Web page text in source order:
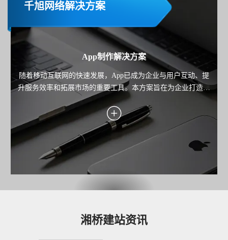
千旭网络解决方案
App制作解决方案
随着移动互联网的快速发展，App已成为企业与用户互动、提
升服务效率和拓展市场的重要工具。本方案旨在为企业打造一
款高性能、用户体验优秀且功能完善的移动应用，覆盖业务场
景需求，助力企业实现用户增长、服务优化与商业价值转化。
湘桥建站资讯